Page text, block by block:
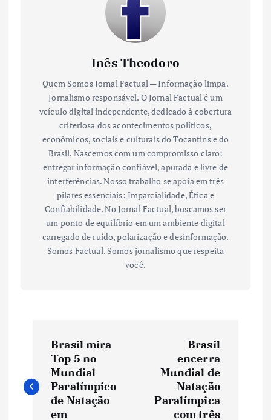
Inês Theodoro
Quem Somos Jornal Factual — Informação limpa.
Jornalismo responsável. O Jornal Factual é um
veículo digital independente, dedicado à cobertura
criteriosa dos acontecimentos políticos,
econômicos, sociais e culturais do Tocantins e do
Brasil. Nascemos com um compromisso claro:
entregar informação confiável, apurada e livre de
interferências. Nosso trabalho se apoia em três
pilares essenciais: Imparcialidade, Ética e
Confiabilidade. No Jornal Factual, buscamos ser
um ponto de equilíbrio em um ambiente digital
carregado de ruído, polarização e desinformação.
Somos Factual. Somos jornalismo que respeita
você.
v
Brasil mira
Top 5 no
Mundial
Paralímpico
de Natação
em
Brasil
encerra
Mundial de
Natação
Paralímpica
com três